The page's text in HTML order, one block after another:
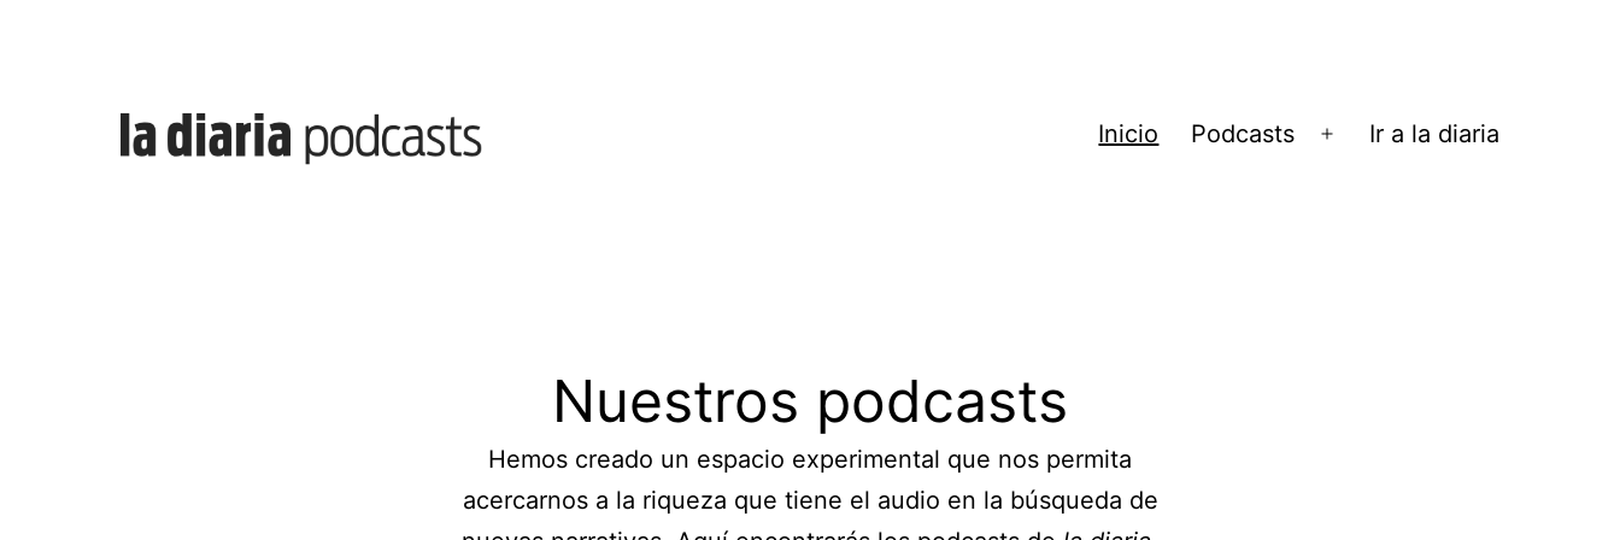
Inicio Podcasts
Abrir
Ir a la diaria
Nuestros podcasts
Hemos creado un espacio experimental que nos permita
acercarnos a la riqueza que tiene el audio en la búsqueda de